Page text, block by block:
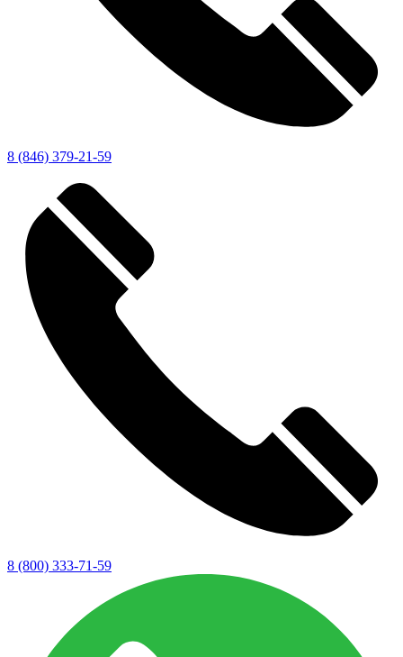
8 (846) 379-21-59
8 (800) 333-71-59